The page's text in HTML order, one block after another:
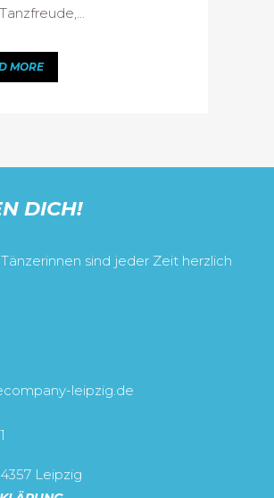
MORE
DICH!
sind jeder Zeit herzlich
leipzig.de
Leipzig